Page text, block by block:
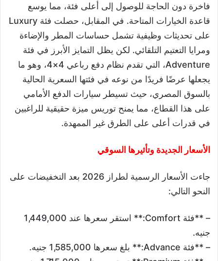
فاخرة دون الحاجة للوصول إلى أعلى فئة، مما يوسع
قاعدة الخيارات المتاحة. في المقابل، حصلت فئة Luxury
على تحديثات وظيفية تشمل حساسات المطر والإضاءة
ومرايا التعتيم التلقائي. لكن يظل التمايز الأبرز في فئة
Adventure، التي تقدم نظام دفع رباعي 4×4، وهو ما
يجعلها عرضًا فريدًا من نوعه في فئتها السعرية الحالية
بالسوق المصري، حيث تسيطر سيارات الدفع الأمامي
على هذا القطاع، مما يمنح توريس ميزة حقيقية للراغبين
في قدرات أعلى على الطرق غير الممهدة.
الأسعار الجديدة وتأثيرها السوقي
جاءت الأسعار الرسمية لطراز 2026 بعد التخفيضات على
النحو التالي:
– **فئة Comfort:** استقر سعرها عند 1,449,000
جنيه.
– **فئة Advance:** بلغ سعرها 1,585,000 جنيه.